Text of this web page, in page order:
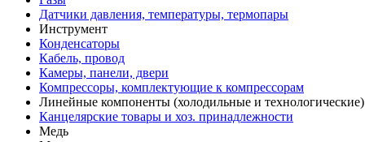
Датчики давления, температуры, термопары
Инструмент
Конденсаторы
Кабель, провод
Камеры, панели, двери
Компрессоры, комплектующие к компрессорам
Линейные компоненты (холодильные и технологические)
Канцелярские товары и хоз. принадлежности
Медь